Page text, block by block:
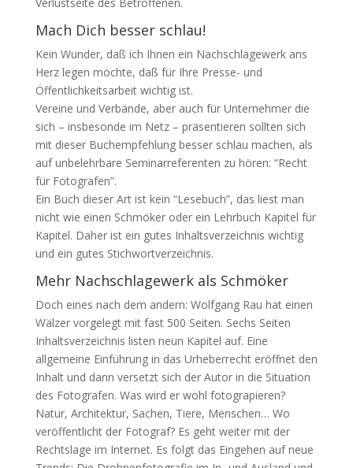
Mach Dich besser schlau!
Kein Wunder, daß ich Ihnen ein Nachschlagewerk ans
Herz legen möchte, daß für Ihre Presse- und
Öffentlichkeitsarbeit wichtig ist.
Vereine und Verbände, aber auch für Unternehmer die
sich – insbesonde im Netz – präsentieren sollten sich
mit dieser Buchempfehlung besser schlau machen, als
auf unbelehrbare Seminarreferenten zu hören: “Recht
für Fotografen”.
Ein Buch dieser Art ist kein “Lesebuch”, das liest man
nicht wie einen Schmöker oder ein Lehrbuch Kapitel für
Kapitel. Daher ist ein gutes Inhaltsverzeichnis wichtig
und ein gutes Stichwortverzeichnis.
Mehr Nachschlagewerk als Schmöker
Doch eines nach dem andern: Wolfgang Rau hat einen
Wälzer vorgelegt mit fast 500 Seiten. Sechs Seiten
Inhaltsverzeichnis listen neun Kapitel auf. Eine
allgemeine Einführung in das Urheberrecht eröffnet den
Inhalt und dann versetzt sich der Autor in die Situation
des Fotografen. Was wird er wohl fotograpieren?
Natur, Architektur, Sachen, Tiere, Menschen… Wo
veröffentlicht der Fotograf? Es geht weiter mit der
Rechtslage im Internet. Es folgt das Eingehen auf neue